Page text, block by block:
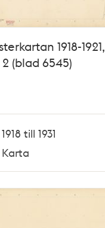
1918-1921,
(blad 6545)
1918 till 1931
Karta